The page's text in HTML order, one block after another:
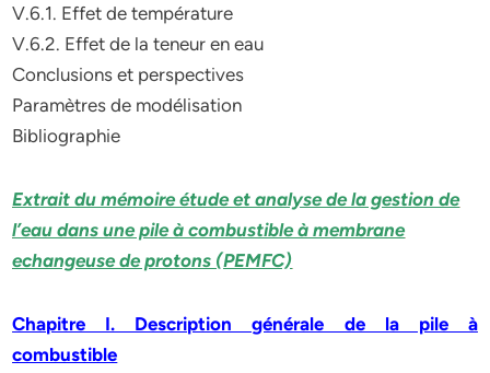
V.6.1. Effet de température
V.6.2. Effet de la teneur en eau
Conclusions et perspectives
Paramètres de modélisation
Bibliographie
Extrait du mémoire étude et analyse de la gestion de
l’eau dans une pile à combustible à membrane
echangeuse de protons (PEMFC)
Chapitre I. Description générale de la pile à
combustible